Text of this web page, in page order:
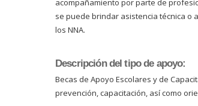
se puede brindar asistencia técnica o
los NNA.
Descripción del tipo de apoyo:
Becas de Apoyo Escolares y de
prevención, capacitación, así como